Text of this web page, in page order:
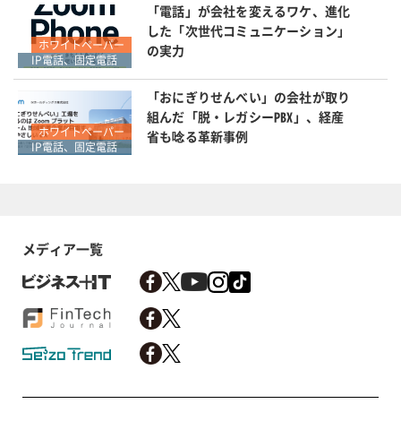
ホワイトペーパー
IP電話、固定電話
「電話」が会社を変えるワケ、進化
した「次世代コミュニケーション」
の実力
ホワイトペーパー
IP電話、固定電話
「おにぎりせんべい」の会社が取り
組んだ「脱・レガシーPBX」、経産
省も唸る革新事例
メディア一覧